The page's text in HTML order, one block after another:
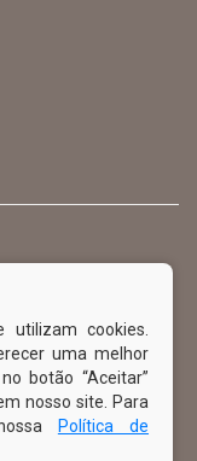
utilizam cookies.
uma melhor
botão “Aceitar”
nosso site. Para
Política de